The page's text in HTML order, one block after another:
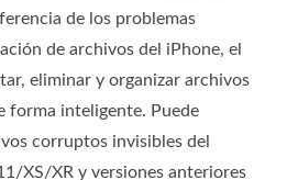
de los problemas
de archivos del iPhone, el
eliminar y organizar archivos
forma inteligente. Puede
corruptos invisibles del
XS/XR y versiones anteriores